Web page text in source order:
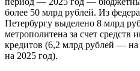
более 50 млрд рублей. Из
Петербургу выделено 8 млрд
метрополитена за счет
кредитов (6,2 млрд рублей —
на 2025 год).